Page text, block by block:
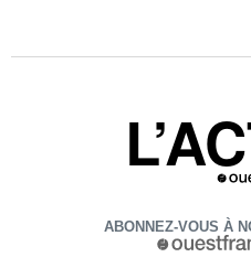
ABONNEZ-VOUS À